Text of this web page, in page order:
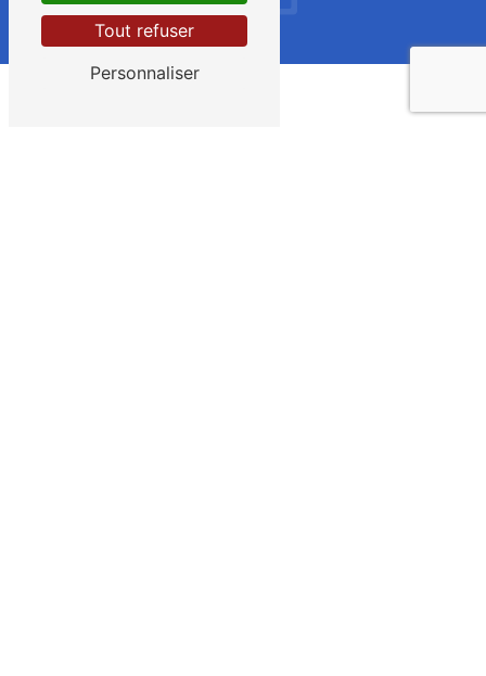
Tout refuser
Personnaliser